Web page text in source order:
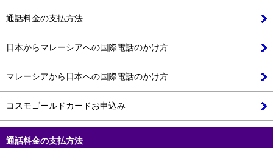
通話料金の支払方法
日本からマレーシアへの国際電話のかけ方
マレーシアから日本への国際電話のかけ方
コスモゴールドカードお申込み
通話料金の支払方法